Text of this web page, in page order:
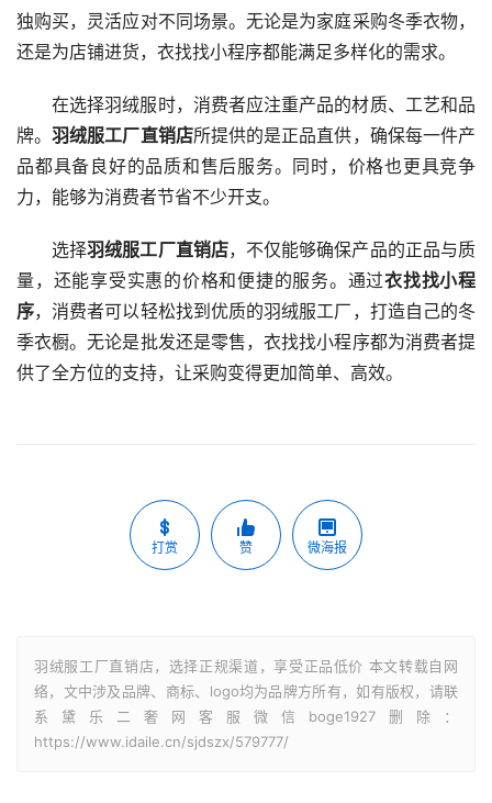
独购买，灵活应对不同场景。无论是为家庭采购冬季衣物，
还是为店铺进货，衣找找小程序都能满足多样化的需求。
在选择羽绒服时，消费者应注重产品的材质、工艺和品
牌。羽绒服工厂直销店所提供的是正品直供，确保每一件产
品都具备良好的品质和售后服务。同时，价格也更具竞争
力，能够为消费者节省不少开支。
选择羽绒服工厂直销店，不仅能够确保产品的正品与质
量，还能享受实惠的价格和便捷的服务。通过衣找找小程
序，消费者可以轻松找到优质的羽绒服工厂，打造自己的冬
季衣橱。无论是批发还是零售，衣找找小程序都为消费者提
供了全方位的支持，让采购变得更加简单、高效。
打赏 赞 微海报
羽绒服工厂直销店，选择正规渠道，享受正品低价 本文转载自网
络，文中涉及品牌、商标、logo均为品牌方所有，如有版权，请联
系黛乐二奢网客服微信boge1927删除：
https://www.idaile.cn/sjdszx/579777/